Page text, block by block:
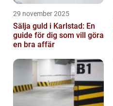
29 november 2025
Sälja guld i Karlstad: En
guide för dig som vill göra
en bra affär